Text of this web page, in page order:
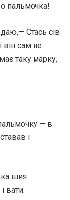
пальмочка!
Стась сів
він сам не
таку марку,
— в
і
шия
вати.